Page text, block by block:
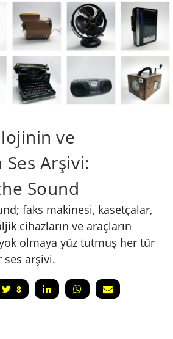
ve
Arşivi:
Sound
faks makinesi, kasetçalar,
cihazların ve araçların
olmaya yüz tutmuş her tür
ses arşivi.
8